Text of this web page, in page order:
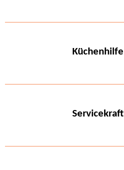
Küchenhilfe
Servicekraft